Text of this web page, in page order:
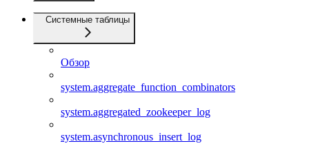
Системные таблицы
Обзор
system.aggregate_function_combinators
system.aggregated_zookeeper_log
system.asynchronous_insert_log